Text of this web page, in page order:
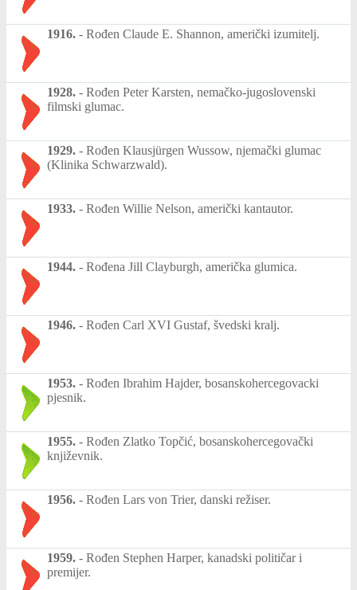
1916. - Rođen Claude E. Shannon, američki izumitelj.
1928. - Rođen Peter Karsten, nemačko-jugoslovenski
filmski glumac.
1929. - Rođen Klausjürgen Wussow, njemački glumac
(Klinika Schwarzwald).
1933. - Rođen Willie Nelson, američki kantautor.
1944. - Rođena Jill Clayburgh, američka glumica.
1946. - Rođen Carl XVI Gustaf, švedski kralj.
1953. - Rođen Ibrahim Hajder, bosanskohercegovacki
pjesnik.
1955. - Rođen Zlatko Topčić, bosanskohercegovački
književnik.
1956. - Rođen Lars von Trier, danski režiser.
1959. - Rođen Stephen Harper, kanadski političar i
premijer.